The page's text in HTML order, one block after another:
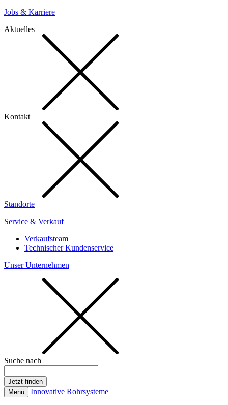
Jobs & Karriere
Aktuelles
Kontakt
Standorte
Service & Verkauf
Verkaufsteam
Technischer Kundenservice
Unser Unternehmen
Suche nach
Menü Innovative Rohrsysteme